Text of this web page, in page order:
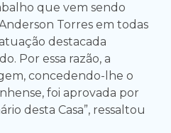
que vem sendo
Torres em todas
destacada
Por essa razão, a
concedendo-lhe o
foi aprovada por
desta Casa”, ressaltou